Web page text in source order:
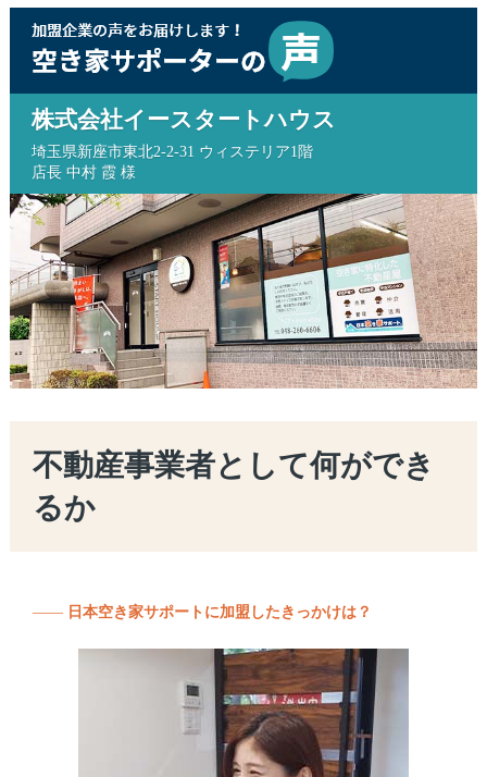
株式会社イースタートハウス
埼玉県新座市東北2-2-31 ウィステリア1階
店長 中村 霞 様
不動産事業者として何ができ
るか
—— 日本空き家サポートに加盟したきっかけは？